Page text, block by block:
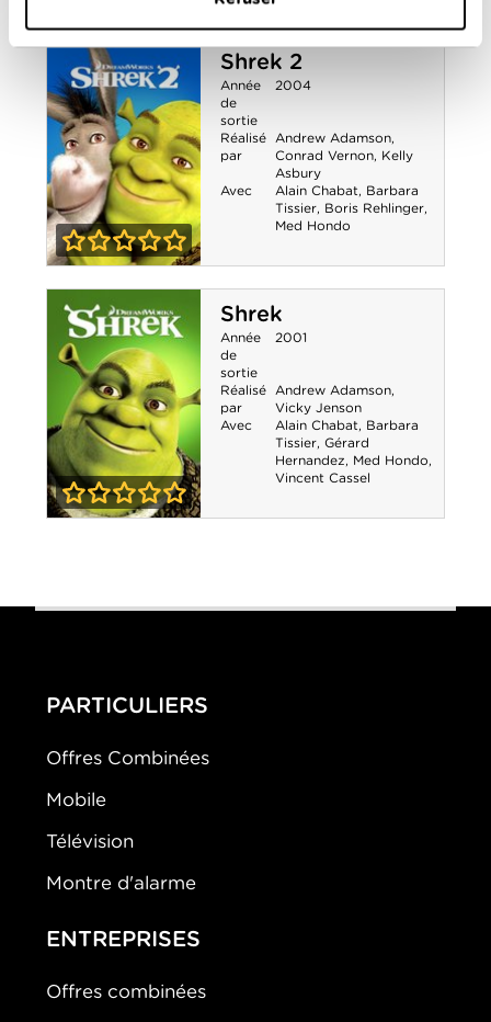
Pinocchio le
robot
0-0
Shrek 2
Shrek 2
Année
de
sortie
2004
Réalisé
par
Andrew Adamson,
Conrad Vernon, Kelly
Asbury
Avec
Alain Chabat, Barbara
Tissier, Boris Rehlinger,
Med Hondo
Shrek
Année
de
sortie
2001
Réalisé
par
Andrew Adamson,
Vicky Jenson
Avec
Alain Chabat, Barbara
Tissier, Gérard
Hernandez, Med Hondo,
Vincent Cassel
PARTICULIERS
Offres Combinées
Mobile
Télévision
Montre d'alarme
ENTREPRISES
Offres combinées